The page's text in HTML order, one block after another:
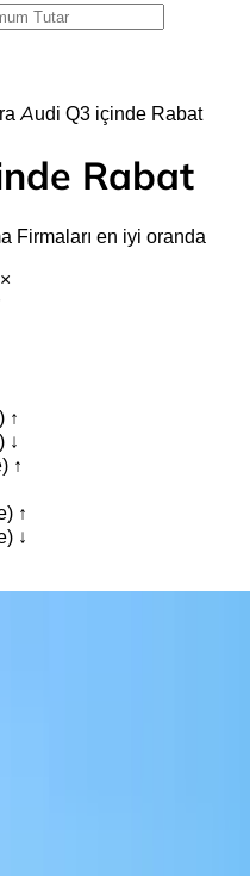
Audi Q3 içinde Rabat
Rabat
Firmaları en iyi oranda
×
↑
↓
↑
↑
↓